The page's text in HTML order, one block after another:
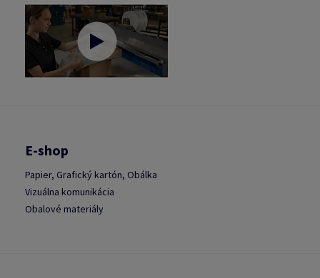
E-shop
Papier, Grafický kartón, Obálka
Vizuálna komunikácia
Obalové materiály